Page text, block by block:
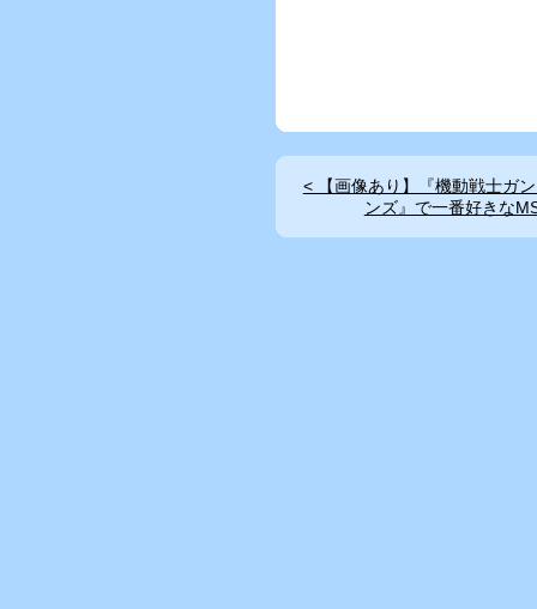
< 【画像あり】『機動戦士ガ
ンズ』で一番好きな